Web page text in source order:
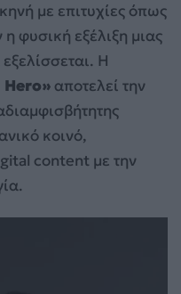
με επιτυχίες όπως
η φυσική εξέλιξη μιας
Η
αποτελεί την
κοινό,
content με την